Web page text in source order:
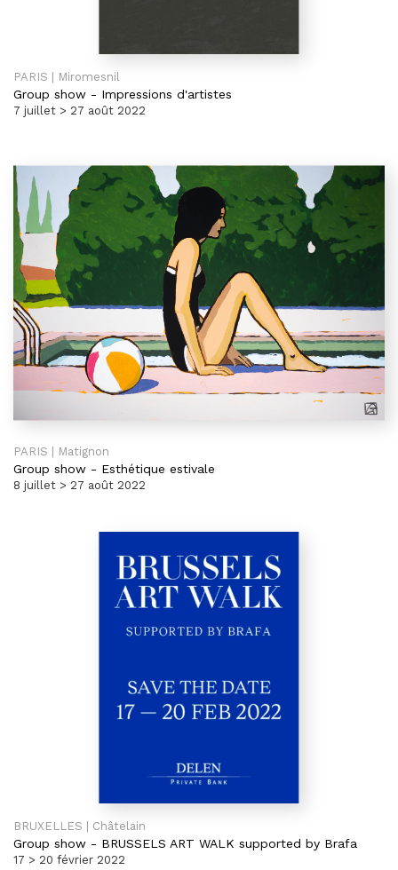
PARIS | Miromesnil
Group show - Impressions d'artistes
7 juillet > 27 août 2022
PARIS | Matignon
Group show - Esthétique estivale
8 juillet > 27 août 2022
BRUXELLES | Châtelain
Group show - BRUSSELS ART WALK supported by Brafa
17 > 20 février 2022